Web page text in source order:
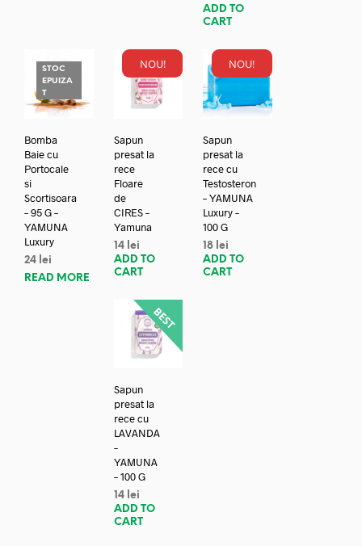
ADD TO
CART
STOC
EPUIZA
T
Bomba
Baie cu
Portocale
si
Scortisoara
– 95 G –
YAMUNA
Luxury
24 lei
READ MORE
NOU!
Sapun
presat la
rece
Floare
de
CIRES –
Yamuna
14 lei
ADD TO
CART
NOU!
Sapun
presat la
rece cu
Testosteron
– YAMUNA
Luxury –
100 G
18 lei
ADD TO
CART
Sapun
presat la
rece cu
LAVANDA
–
YAMUNA
– 100 G
14 lei
ADD TO
CART